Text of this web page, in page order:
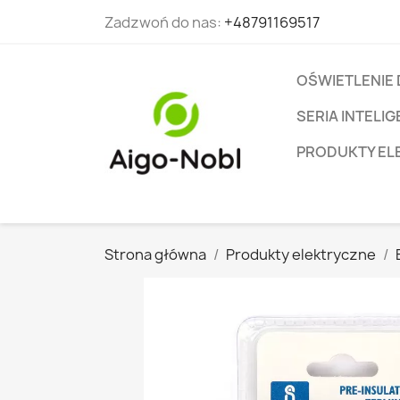
Zadzwoń do nas: +48791169517
OŚWIETLENIE
SERIA
PRODUKTY
Strona główna Produkty elektryczne